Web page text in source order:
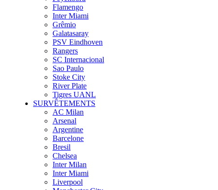
Flamengo
Inter Miami
Grêmio
Galatasaray
PSV Eindhoven
Rangers
SC Internacional
Sao Paulo
Stoke City
River Plate
Tigres UANL
SURVÊTEMENTS
AC Milan
Arsenal
Argentine
Barcelone
Bresil
Chelsea
Inter Milan
Inter Miami
Liverpool